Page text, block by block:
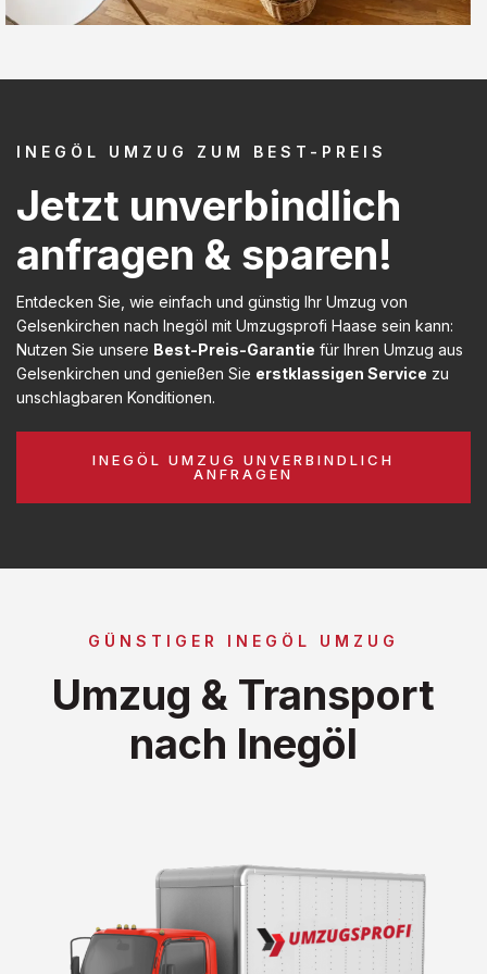
INEGÖL UMZUG ZUM BEST-PREIS
Jetzt unverbindlich
anfragen & sparen!
Entdecken Sie, wie einfach und günstig Ihr Umzug von
Gelsenkirchen nach Inegöl mit Umzugsprofi Haase sein kann:
Nutzen Sie unsere Best-Preis-Garantie für Ihren Umzug aus
Gelsenkirchen und genießen Sie erstklassigen Service zu
unschlagbaren Konditionen.
INEGÖL UMZUG UNVERBINDLICH
ANFRAGEN
GÜNSTIGER INEGÖL UMZUG
Umzug & Transport
nach Inegöl